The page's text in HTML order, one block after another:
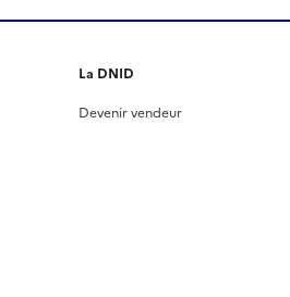
La DNID
Devenir vendeur